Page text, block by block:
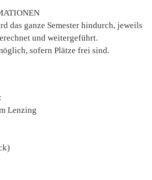
das ganze Semester hindurch, jeweils
und weitergeführt.
sofern Plätze frei sind.
Lenzing